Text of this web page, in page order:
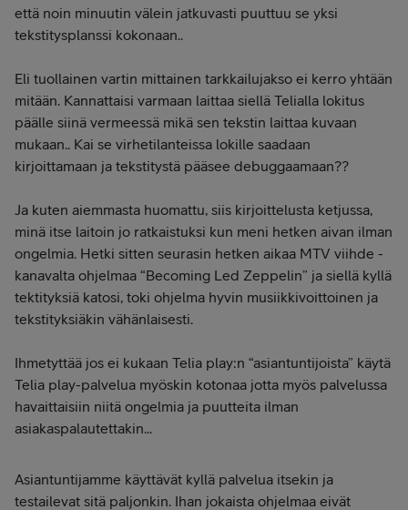
että noin minuutin välein jatkuvasti puuttuu se yksi
tekstitysplanssi kokonaan..
Eli tuollainen vartin mittainen tarkkailujakso ei kerro yhtään
mitään. Kannattaisi varmaan laittaa siellä Telialla lokitus
päälle siinä vermeessä mikä sen tekstin laittaa kuvaan
mukaan.. Kai se virhetilanteissa lokille saadaan
kirjoittamaan ja tekstitystä pääsee debuggaamaan??
Ja kuten aiemmasta huomattu, siis kirjoittelusta ketjussa,
minä itse laitoin jo ratkaistuksi kun meni hetken aivan ilman
ongelmia. Hetki sitten seurasin hetken aikaa MTV viihde -
kanavalta ohjelmaa “Becoming Led Zeppelin” ja siellä kyllä
tektityksiä katosi, toki ohjelma hyvin musiikkivoittoinen ja
tekstityksiäkin vähänlaisesti.
Ihmetyttää jos ei kukaan Telia play:n “asiantuntijoista” käytä
Telia play-palvelua myöskin kotonaa jotta myös palvelussa
havaittaisiin niitä ongelmia ja puutteita ilman
asiakaspalautettakin...
Asiantuntijamme käyttävät kyllä palvelua itsekin ja
testailevat sitä paljonkin. Ihan jokaista ohjelmaa eivät